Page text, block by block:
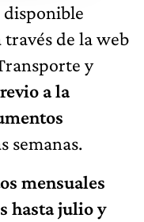
disponible
de la web
y
a la
semanas.
mensuales
hasta julio y